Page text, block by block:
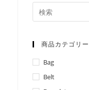
商品カテゴリー
Bag
Belt